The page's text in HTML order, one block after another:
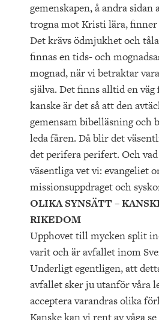
gemenskapen, å andra
trogna mot Kristi lära, finner
Det krävs ödmjukhet och
finnas en tids- och
mognad, när vi betraktar
själva. Det finns alltid en
kanske är det så att den
gemensam bibelläsning och
leda fåren. Då blir det
det perifera perifert. Och
väsentliga vet vi: evangeliet
missionsuppdraget och
OLIKA SYNSÄTT –
RIKEDOM
Upphovet till mycken split
varit och är avfallet inom
Underligt egentligen, att
avfallet sker ju utanför våra
acceptera varandras olika